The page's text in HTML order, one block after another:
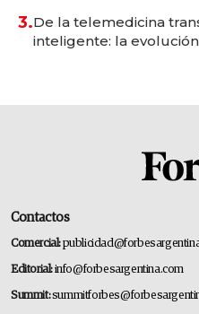
3.De la telemedicina
inteligente: la
Contactos
Comercial:
Editorial:info@forbesargentina.com
Summit: